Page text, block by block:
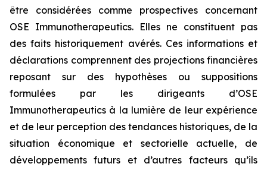
être considérées comme prospectives concernant
OSE Immunotherapeutics. Elles ne constituent pas
des faits historiquement avérés. Ces informations et
déclarations comprennent des projections financières
reposant sur des hypothèses ou suppositions
formulées par les dirigeants d’OSE
Immunotherapeutics à la lumière de leur expérience
et de leur perception des tendances historiques, de la
situation économique et sectorielle actuelle, de
développements futurs et d’autres facteurs qu’ils